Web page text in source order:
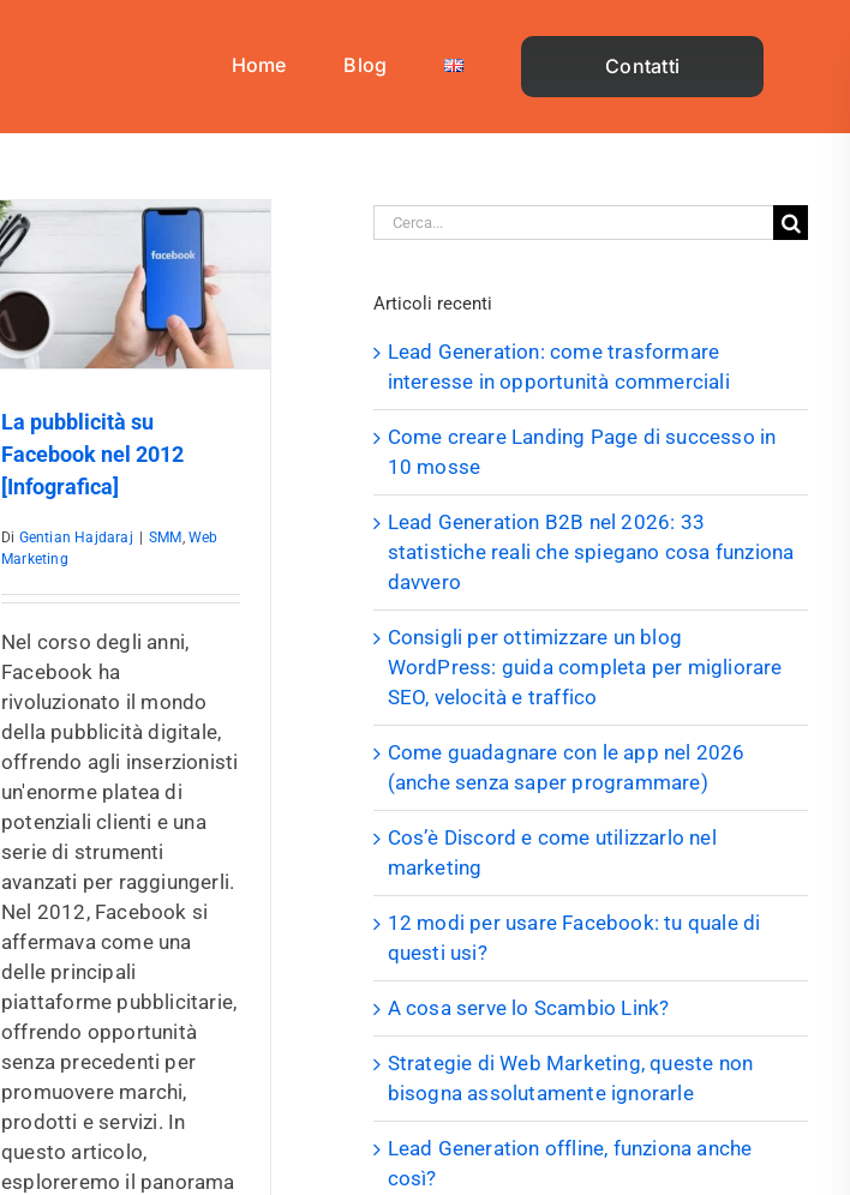
Home Blog Contatti
La pubblicità su
Facebook nel 2012
[Infografica]
Di Gentian Hajdaraj | SMM ,Web
Marketing
Nel corso degli anni,
Facebook ha
rivoluzionato il mondo
della pubblicità digitale,
offrendo agli inserzionisti
un'enorme platea di
potenziali clienti e una
serie di strumenti
avanzati per raggiungerli.
Nel 2012, Facebook si
affermava come una
delle principali
piattaforme pubblicitarie,
offrendo opportunità
senza precedenti per
promuovere marchi,
prodotti e servizi. In
questo articolo,
esploreremo il panorama
Cerca
Articoli recenti
Lead Generation: come trasformare
interesse in opportunità commerciali
Come creare Landing Page di successo in
10 mosse
Lead Generation B2B nel 2026: 33
statistiche reali che spiegano cosa funziona
davvero
Consigli per ottimizzare un blog
WordPress: guida completa per migliorare
SEO, velocità e traffico
Come guadagnare con le app nel 2026
(anche senza saper programmare)
Cos’è Discord e come utilizzarlo nel
marketing
12 modi per usare Facebook: tu quale di
questi usi?
A cosa serve lo Scambio Link?
Strategie di Web Marketing, queste non
bisogna assolutamente ignorarle
Lead Generation offline, funziona anche
così?